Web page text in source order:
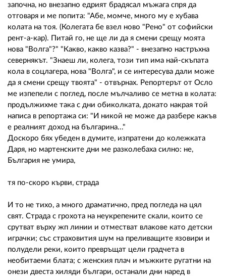
започна, но внезапно едрият брадясал мъжага спря да
отговаря и ме попита: "Абе, момче, много му е хубава
колата на тоя. (Колегата бе взел ново "Рено" от софийски
рент-а-кар). Питай го, не ще ли да я смени срещу моята
нова "Волга"?" "Какво, какво казва?" - внезапно настръхна
севернякът. "Знаеш ли, колега, този тип има най-скъпата
кола в соцлагера, нова "Волга", и се интересува дали може
да я смени срещу твоята" - отвърнах. Репортерът от Осло
ме изпепели с поглед, после мълчаливо се метна в колата:
продължихме така с дни обиколката, докато накрая той
написа в репортажа си: "И никой не може да разбере какъв
е реалният доход на българина..."
Доскоро бях убеден в думите, изпратени до колежката
Даря, но мартенските дни ме разколебаха силно: не,
България не умира,
тя по-скоро кърви, страда
И то не тихо, а много драматично, пред погледа на цял
свят. Страда с грохота на неукрепените скали, които се
срутват върху жп линии и отместват влакове като детски
играчки; със страховития шум на преливащите язовири и
полудели реки, които превръщат цели градчета в
необитаеми блата; с женския плач и мъжките ругатни на
онези двеста хиляди българи, останали дни наред в